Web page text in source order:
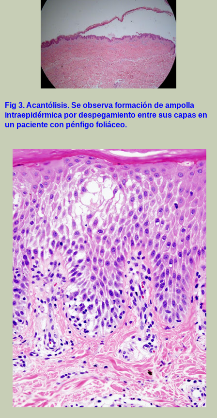
Fig 3. Acantólisis. Se observa formación de ampolla
intraepidérmica por despegamiento entre sus capas en
un paciente con pénfigo foliáceo.